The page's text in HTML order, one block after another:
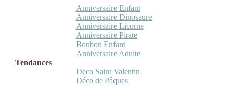
Anniversaire Enfant
Anniversaire Dinosaure
Anniversaire Licorne
Anniversaire Pirate
Bonbon Enfant
Anniversaire Adulte
Tendances
Deco Saint Valentin
Déco de Pâques